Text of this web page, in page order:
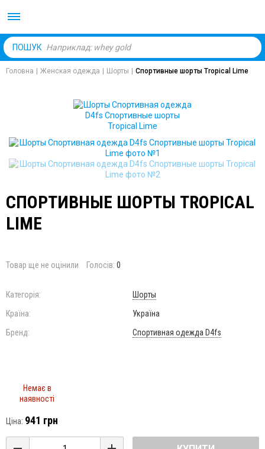
ПОШУК
Головна Женская одежда Шорты Спортивные шорты Tropical Lime
СПОРТИВНЫЕ ШОРТЫ TROPICAL
LIME
Товар ще не оцінили Голосів: 0
Категорія:
Шорты
Країна:
Україна
Бренд:
Cпортивная одежда D4fs
Немає в
наявності
Ціна: 941 грн